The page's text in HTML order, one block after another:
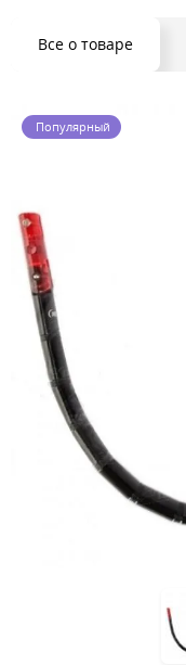
Все о товаре
Популярный